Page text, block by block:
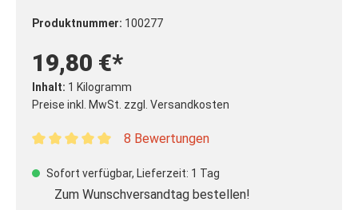
Produktnummer: 100277
19,80 €*
Inhalt: 1 Kilogramm
Preise inkl. MwSt. zzgl. Versandkosten
8 Bewertungen
Sofort verfügbar, Lieferzeit: 1 Tag
Zum Wunschversandtag bestellen!